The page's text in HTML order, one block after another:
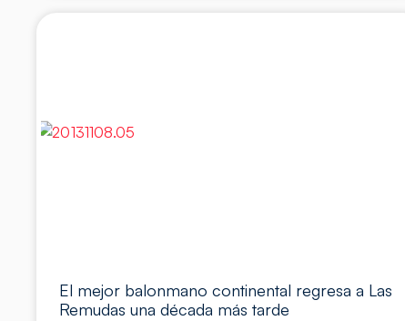
El mejor balonmano continental regresa a Las
Remudas una década más tarde